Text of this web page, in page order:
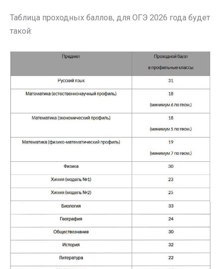
Таблица проходных баллов, для ОГЭ 2026 года будет
такой: